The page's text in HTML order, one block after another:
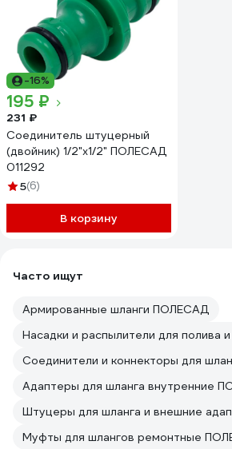
-16%
195 ₽
231 ₽
Соединитель штуцерный
(двойник) 1/2"х1/2" ПОЛЕСАД
011292
5(6)
В корзину
Часто ищут
Армированные шланги ПОЛЕСАД
Соединители и коннекторы для
Адаптеры для шланга внутренние
Штуцеры для шланга и внешние
Муфты для шлангов ремонтные